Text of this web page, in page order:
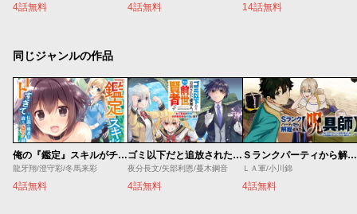
4話無料 4話無料 14話無料
同じジャンルの作品
俺の『鑑定』スキルがチートすぎて
龍牙翔/澄守彩/冬馬来彩
4話無料
ゴミ以下だと追放された使用人、実は前世賢者です ～史上最強の賢者、世界最高峰の学園に通う～
夜分長文/矢部利恩/蔓木鋼音
4話無料
Ｓランクパーティから解雇された【呪具師】～『呪いのアイテム』しか作れませんが、その性能はアーティファクト級なり……！～
ＬＡ軍/小川錦
4話無料